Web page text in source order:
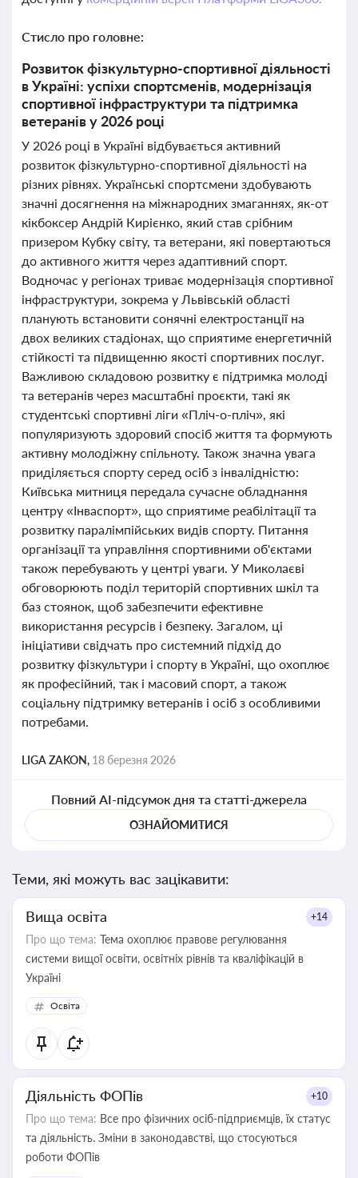
Стисло про головне:
Розвиток фізкультурно-спортивної діяльності
в Україні: успіхи спортсменів, модернізація
спортивної інфраструктури та підтримка
ветеранів у 2026 році
У 2026 році в Україні відбувається активний
розвиток фізкультурно-спортивної діяльності на
різних рівнях. Українські спортсмени здобувають
значні досягнення на міжнародних змаганнях, як-от
кікбоксер Андрій Кирієнко, який став срібним
призером Кубку світу, та ветерани, які повертаються
до активного життя через адаптивний спорт.
Водночас у регіонах триває модернізація спортивної
інфраструктури, зокрема у Львівській області
планують встановити сонячні електростанції на
двох великих стадіонах, що сприятиме енергетичній
стійкості та підвищенню якості спортивних послуг.
Важливою складовою розвитку є підтримка молоді
та ветеранів через масштабні проєкти, такі як
студентські спортивні ліги «Пліч-о-пліч», які
популяризують здоровий спосіб життя та формують
активну молодіжну спільноту. Також значна увага
приділяється спорту серед осіб з інвалідністю:
Київська митниця передала сучасне обладнання
центру «Інваспорт», що сприятиме реабілітації та
розвитку паралімпійських видів спорту. Питання
організації та управління спортивними об'єктами
також перебувають у центрі уваги. У Миколаєві
обговорюють поділ територій спортивних шкіл та
баз стоянок, щоб забезпечити ефективне
використання ресурсів і безпеку. Загалом, ці
ініціативи свідчать про системний підхід до
розвитку фізкультури і спорту в Україні, що охоплює
як професійний, так і масовий спорт, а також
соціальну підтримку ветеранів і осіб з особливими
потребами.
LIGA ZAKON, 18 березня 2026
Повний AI-підсумок дня та статті-джерела
ОЗНАЙОМИТИСЯ
Теми, які можуть вас зацікавити:
Вища освіта +14
Про що тема: Тема охоплює правове регулювання
системи вищої освіти, освітніх рівнів та кваліфікацій в
Україні
Освіта
Діяльність ФОПів +10
Про що тема: Все про фізичних осіб-підприємців, їх статус
та діяльність. Зміни в законодавстві, що стосуються
роботи ФОПів